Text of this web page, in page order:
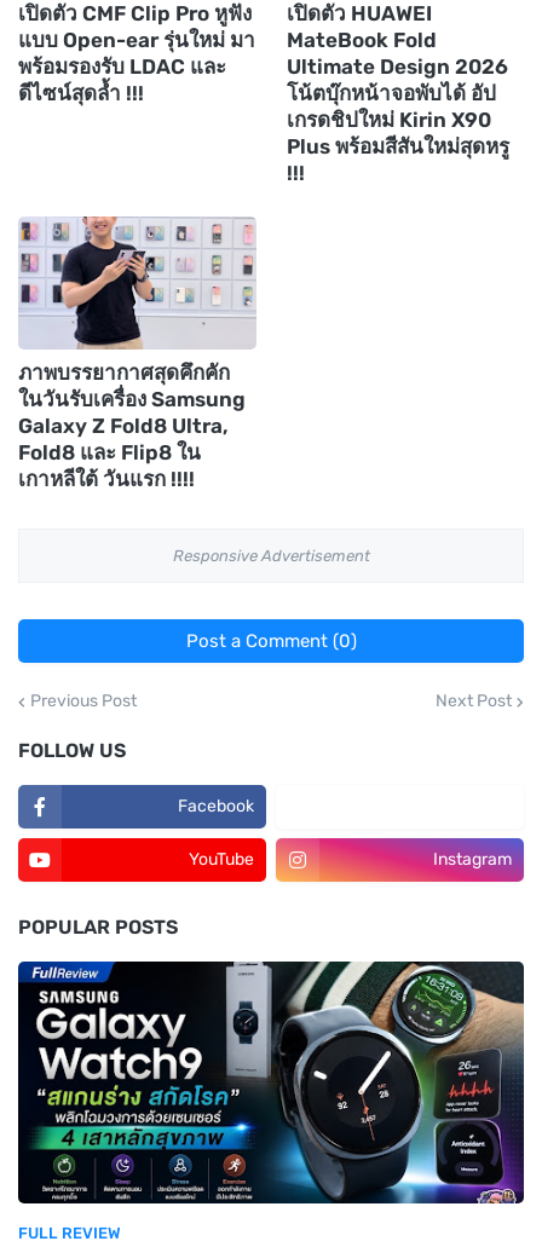
เปิดตัว CMF Clip Pro หูฟัง
แบบ Open-ear รุ่นใหม่ มา
พร้อมรองรับ LDAC และ
ดีไซน์สุดล้ำ !!!
เปิดตัว HUAWEI
MateBook Fold
Ultimate Design 2026
โน้ตบุ๊กหน้าจอพับได้ อัป
เกรดชิปใหม่ Kirin X90
Plus พร้อมสีสันใหม่สุดหรู
!!!
ภาพบรรยากาศสุดคึกคัก
ในวันรับเครื่อง Samsung
Galaxy Z Fold8 Ultra,
Fold8 และ Flip8 ใน
เกาหลีใต้ วันแรก !!!!
Responsive Advertisement
Post a Comment (0)
Previous Post Next Post
FOLLOW US
Facebook
YouTube Instagram
POPULAR POSTS
FULL REVIEW